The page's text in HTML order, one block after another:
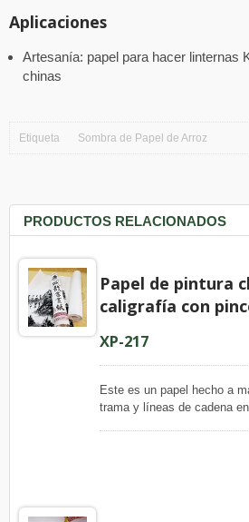
Aplicaciones
Artesanía: papel para hacer linternas
chinas
Etiqueta Sombra de Papel de Arroz
PRODUCTOS RELACIONADOS
Papel de pintura
caligrafía con
XP-217
Este es un papel hecho a
trama y líneas de cadena